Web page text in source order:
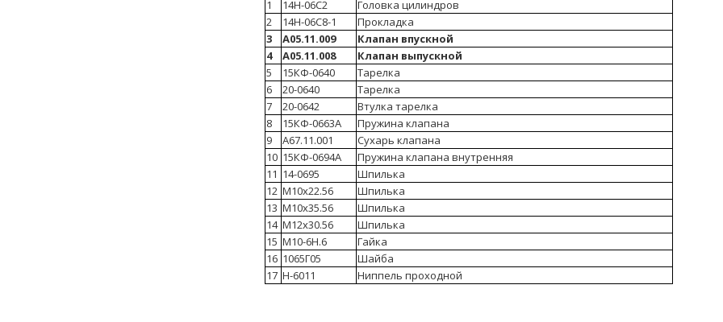
1 14Н-06С2
Головка цилиндров
2
14Н-06С8-1
Прокладка
3
А05.11.009
Клапан впускной
4
А05.11.008
Клапан выпускной
5
15КФ-0640
Тарелка
6
20-0640
Тарелка
7
20-0642
Втулка тарелка
8
15КФ-0663А
Пружина клапана
9
А67.11.001
Сухарь клапана
10 15КФ-0694А
Пружина клапана внутренняя
11 14-0695
Шпилька
12 М10х22.56
Шпилька
13 М10х35.56
Шпилька
14 М12х30.56
Шпилька
15 М10-6Н.6
Гайка
16 1065Г05
Шайба
17 Н-6011 Ниппель проходной